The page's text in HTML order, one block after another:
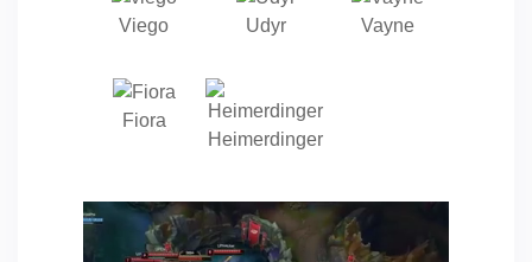
Viego Udyr Vayne
Fiora
Heimerdinger